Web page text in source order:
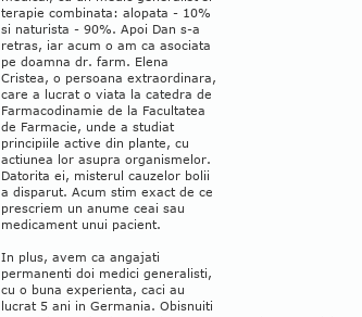
terapie combinata: alopata - 10%
si naturista - 90%. Apoi Dan s-a
retras, iar acum o am ca asociata
pe doamna dr. farm. Elena
Cristea, o persoana extraordinara,
care a lucrat o viata la catedra de
Farmacodinamie de la Facultatea
de Farmacie, unde a studiat
principiile active din plante, cu
actiunea lor asupra organismelor.
Datorita ei, misterul cauzelor bolii
a disparut. Acum stim exact de ce
prescriem un anume ceai sau
medicament unui pacient.
In plus, avem ca angajati
permanenti doi medici generalisti,
cu o buna experienta, caci au
lucrat 5 ani in Germania. Obisnuiti